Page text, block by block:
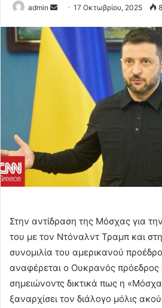
admin
Send17 Οκτωβρίου, 2025
Στην αντίδραση της Μόσχας για
του με τον Ντόναλντ Τραμπ και
συνομιλία του αμερικανού
αναφέρεται ο Ουκρανός πρόεδρος
σημειώνοντς δικτικά πως η «Μόσχα
ξαναρχίσει τον διάλογο μόλις